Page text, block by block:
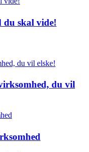
du skal vide!
du vil